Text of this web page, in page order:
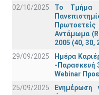
02/10/2025
Το Τμήμα
Αντάμωμα
2005 (40, 30,
29/09/2025
Ημέρα
-Παρασκευή
Webinar
25/09/2025
Ενημέρωση